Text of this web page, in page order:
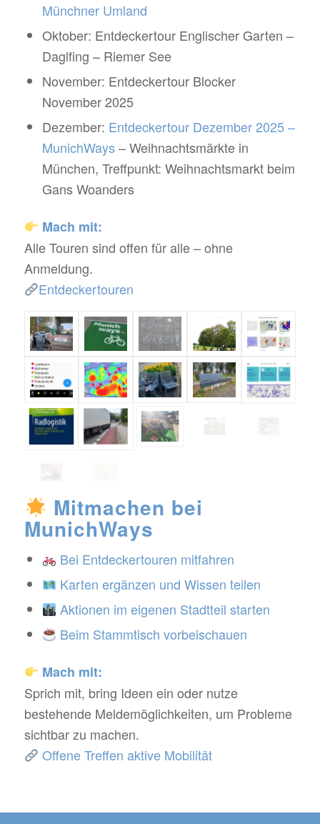
Münchner Umland
Oktober: Entdeckertour Englischer Garten –
Daglfing – Riemer See
November: Entdeckertour Blocker
November 2025
Dezember: Entdeckertour Dezember 2025 –
MunichWays– Weihnachtsmärkte in
München, Treffpunkt: Weihnachtsmarkt beim
Gans Woanders
Mach mit:
Alle Touren sind offen für alle – ohne
Anmeldung.
Entdeckertouren
Mitmachen bei
MunichWays
Bei Entdeckertouren mitfahren
Karten ergänzen und Wissen teilen
Aktionen im eigenen Stadtteil starten
Beim Stammtisch vorbeischauen
Mach mit:
Sprich mit, bring Ideen ein oder nutze
bestehende Meldemöglichkeiten, um Probleme
sichtbar zu machen.
Offene Treffen aktive Mobilität